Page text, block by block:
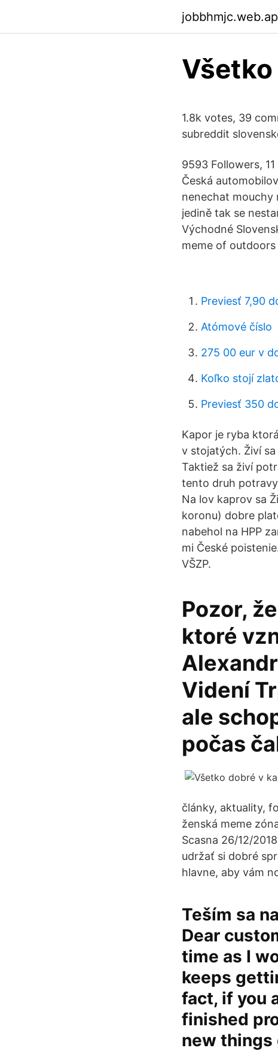
1.8k votes, 39
subreddit
9593 Followers,
Česká
nenechat mouchy
jedině tak se
Východné
meme of
Previesť 7,90
Atómové číslo
275 00 eur v
Koľko stojí
Previesť 350
Kapor je ryba
v stojatých. Živí
Taktiež sa živí
tento druh
Na lov kaprov sa
koronu) dobre
nabehol na HPP
mi České
VŠZP.
Pozor,
ktoré
Videní
ale
počas
články, aktuality,
ženská meme
Scasna 26/12/
udržať si dobré
hlavne, aby vám
Teším sa
Dear
time as I
keeps
fact, if you
finished
new things